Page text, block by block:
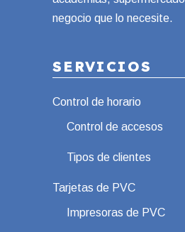
negocio que lo necesite.
SERVICIOS
Control de horario
Control de accesos
Tipos de clientes
Tarjetas de PVC
Impresoras de PVC